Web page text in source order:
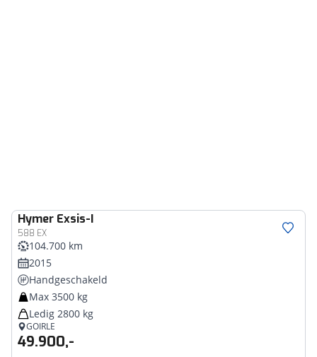
Hymer Exsis-I
588 EX
104.700 km
2015
Handgeschakeld
Max 3500 kg
Ledig 2800 kg
GOIRLE
49.900,-